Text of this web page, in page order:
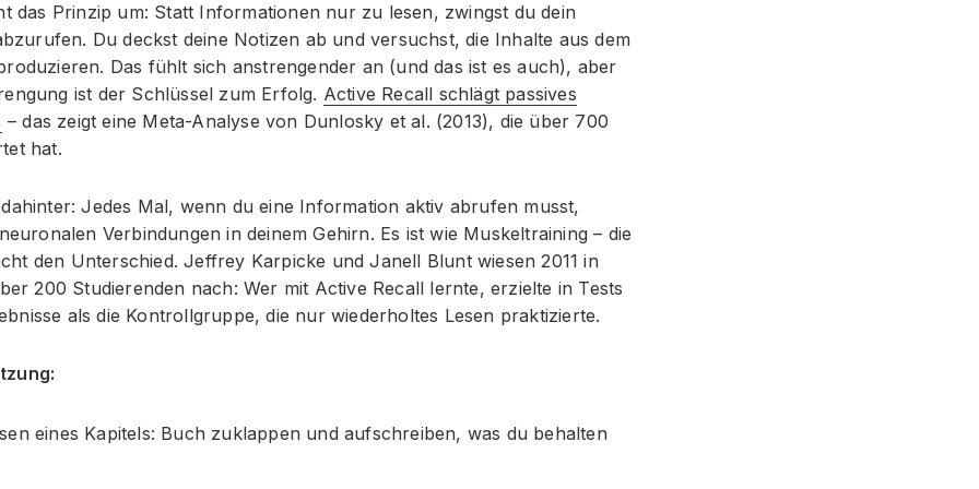
das Prinzip um: Statt Informationen nur zu lesen, zwingst du dein
Du deckst deine Notizen ab und versuchst, die Inhalte aus dem
Das fühlt sich anstrengender an (und das ist es auch), aber
ist der Schlüssel zum Erfolg. Active Recall schlägt passives
– das zeigt eine Meta-Analyse von Dunlosky et al. (2013), die über 700
hat.
Jedes Mal, wenn du eine Information aktiv abrufen musst,
Verbindungen in deinem Gehirn. Es ist wie Muskeltraining – die
den Unterschied. Jeffrey Karpicke und Janell Blunt wiesen 2011 in
200 Studierenden nach: Wer mit Active Recall lernte, erzielte in Tests
als die Kontrollgruppe, die nur wiederholtes Lesen praktizierte.
eines Kapitels: Buch zuklappen und aufschreiben, was du behalten